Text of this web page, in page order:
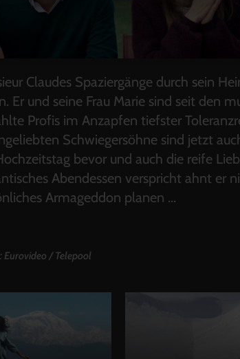
Claudes Spaziergänge durch sein
Er und seine Frau Marie sind seit den
Profis im Anzapfen tiefster
Schwiegersöhne sind jetzt
bevor und auch die reife
Abendessen verspricht ahnt er
Armageddon planen ...
Eurovideo / Telepool